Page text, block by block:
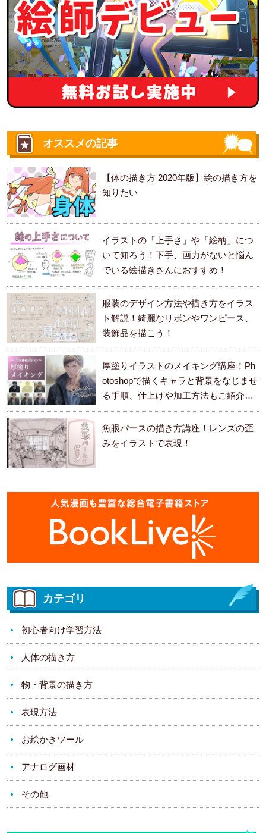
オススメの記事
【体の描き方 2020年版】絵の描き方を
知りたい
イラストの「上手さ」や「絵柄」につ
いて知ろう！下手、画力がないと悩ん
でいる絵描きさんにおすすめ！
服装のデザイン方法や描き方をイラス
ト解説！綺麗なリボンやワンピース、
装飾品を描こう！
厚塗りイラストのメイキング講座！Ph
otoshopで描くキャラと背景をなじませ
る手順、仕上げや加工方法もご紹介し
ます。
魚眼パースの描き方講座！レンズの歪
みをイラストで表現！
カテゴリ
初心者向け学習方法
人体の描き方
物・背景の描き方
表現方法
お絵かきツール
アナログ画材
その他